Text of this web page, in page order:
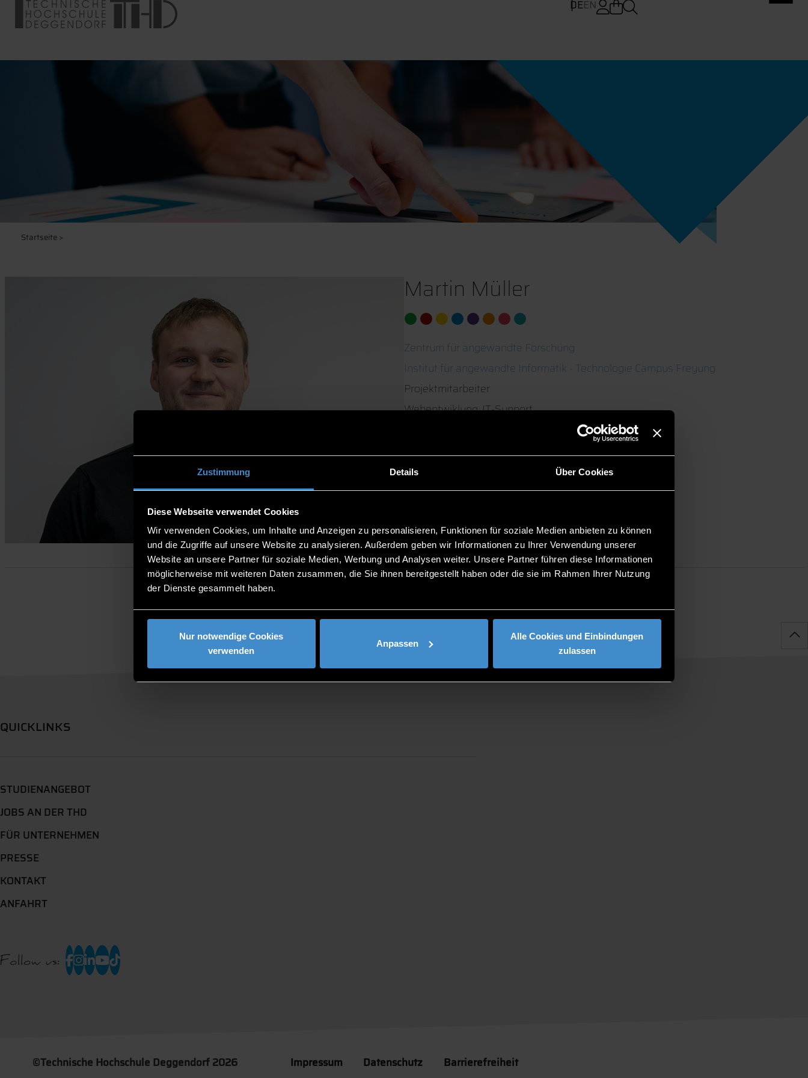
Zustimmung Details Über Cookies
Diese Webseite verwendet Cookies
Wir verwenden Cookies, um Inhalte und Anzeigen zu personalisieren, Funktionen für soziale Medien anbieten zu können
und die Zugriffe auf unsere Website zu analysieren. Außerdem geben wir Informationen zu Ihrer Verwendung unserer
Website an unsere Partner für soziale Medien, Werbung und Analysen weiter. Unsere Partner führen diese Informationen
möglicherweise mit weiteren Daten zusammen, die Sie ihnen bereitgestellt haben oder die sie im Rahmen Ihrer Nutzung
der Dienste gesammelt haben.
Nur notwendige Cookies
verwenden
Anpassen
Alle Cookies und Einbindungen
zulassen
DEEN
Startseite>
Martin Müller
Zentrum für angewandte Forschung
Institut für angewandte Informatik - Technologie Campus Freyung
Projektmitarbeiter
Webentwiklung, IT-Support,
08551/91764-23
QUICKLINKS
STUDIENANGEBOT
JOBS AN DER THD
FÜR UNTERNEHMEN
PRESSE
KONTAKT
ANFAHRT
Follow us:
©Technische Hochschule Deggendorf 2026 Impressum Datenschutz Barrierefreiheit